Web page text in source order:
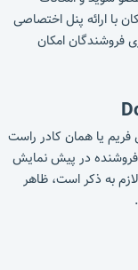
با ارائه پنل اختصاصی
فروشندگان امکان
یا همان کادر راست
در پیش نمایش
به ذکر است، ظاهر